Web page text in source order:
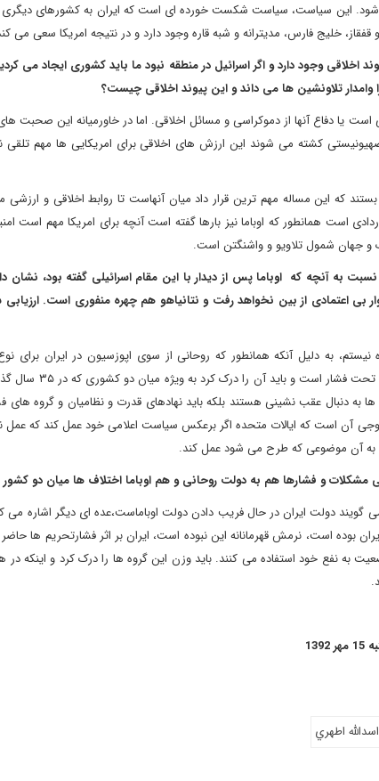
شود. این سیاست، سیاست شکست خورده ای است که ایران به کشورهای دیگری
قفقاز، خلیج فارس، مدیترانه و شبه قاره وجود دارد و در نتیجه امریکا سعی می
اخلاقی وجود دارد و اگر اسرائیل در منطقه نبود ما باید کشوری ایجاد می
وامدار تلاونشین ها می داند و این پیوند اخلاقی چیست؟
یا دفاع آنها از دموکراسی و مسائل اخلاقی. اما در خاورمیانه این صحبت
کشته می شوند این ارزش های اخلاقی برای امریکایی ها مهم
۱۹۸۳ قرارداد استراتژیک بستند که این مساله مهم ترین قرار داد میان آنهاست تا روابط اخلاقی و
است همانطور که اوباما نیز بارها گفته است آنچه برای امریکا مهم است
و جهان شمول تلاویو و واشنگتن است.
به آنچه که اوباما پس از دیدار با این مقام اسرائیلی گفته بود، نشان
بی اعتمادی از بین نخواهد رفت و نتانیاهو هم چهره منفوری است.
به دلیل آنکه همانطور که روحانی از سوی اپوزسیون در ایران برای
است،اوباما نیز از سوی
ها به دنبال عقب نشینی هستند بلکه باید نهادهای قدرت و نظامیان و گروه
آن است که ایالات متحده اگر برعکس سیاست اعلامی خود عمل کند که عمل
به آن موضوعی که طرح می شود عمل کند.
مشکلات و فشارها هم به دولت روحانی و هم اوباما اختلاف ها میان دو
دولت ایران در حال فریب دادن دولت اوباماست،عده ای دیگر اشاره می
بوده است، نرمش قهرمانانه این نبوده است، ایران بر اثر فشارتحریم ها
به نفع خود استفاده می کنند. باید وزن این گروه ها را درک کرد و اینکه
اطهري